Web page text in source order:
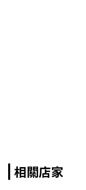
相關店家